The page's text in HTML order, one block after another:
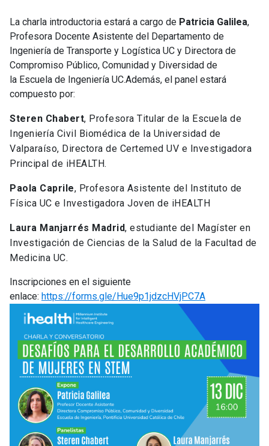
La charla introductoria estará a cargo de Patricia Galilea,
Profesora Docente Asistente del Departamento de
Ingeniería de Transporte y Logística UC y Directora de
Compromiso Público, Comunidad y Diversidad de
la Escuela de Ingeniería UC.Además, el panel estará
compuesto por:
Steren Chabert, Profesora Titular de la Escuela de
Ingeniería Civil Biomédica de la Universidad de
Valparaíso, Directora de Certemed UV e Investigadora
Principal de iHEALTH.
Paola Caprile, Profesora Asistente del Instituto de
Física UC e Investigadora Joven de iHEALTH
Laura Manjarrés Madrid, estudiante del Magíster en
Investigación de Ciencias de la Salud de la Facultad de
Medicina UC.
Inscripciones en el siguiente
enlace: https://forms.gle/Hue9p1jdzcHVjPC7A